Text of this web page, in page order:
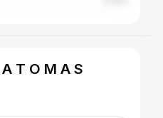
T O M A S